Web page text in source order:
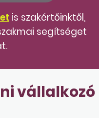
is szakértőinktől,
segítséget
vállalkozó